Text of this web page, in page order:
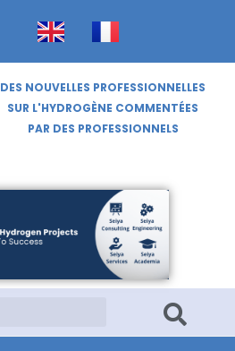
DES NOUVELLES PROFESSIONNELLES
SUR L'HYDROGÈNE COMMENTÉES
PAR DES PROFESSIONNELS